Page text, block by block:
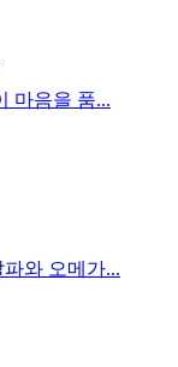
마음을 품...
와 오메가...